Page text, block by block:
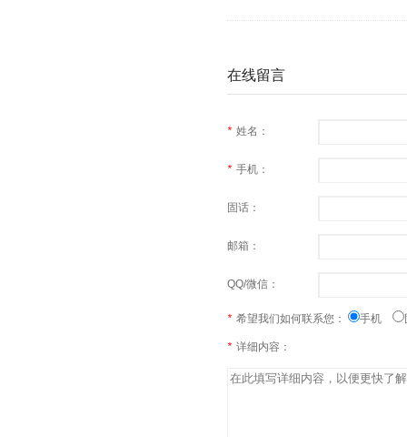
在线留言
* 姓名：
* 手机：
固话：
邮箱：
QQ/微信：
* 希望我们如何联系您： 手机
* 详细内容：